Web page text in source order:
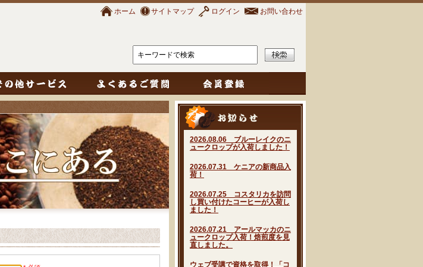
ホーム サイトマップ ログイン お問い合わせ
2026.08.06 ブルーレイクのニ
ュークロップが入荷しました！
2026.07.31 ケニアの新商品入
荷！
2026.07.25 コスタリカを訪問
し買い付けたコーヒーが入荷し
ました！
2026.07.21 アールマッカのニ
ュークロップ入荷！焙煎度を見
直しました。
ウェブ受講で資格を取得！「コ